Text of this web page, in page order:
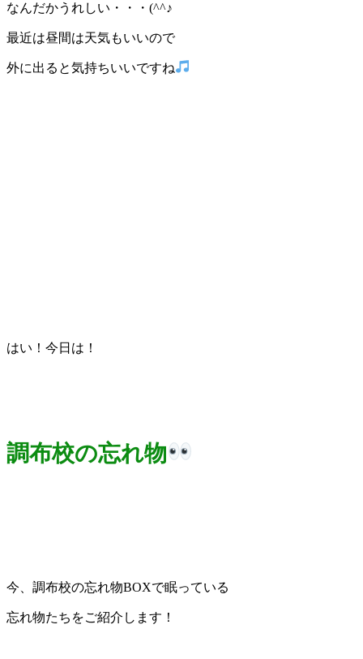
なんだかうれしい・・・(^^♪
最近は昼間は天気もいいので
外に出ると気持ちいいですね
はい！今日は！
調布校の忘れ物
今、調布校の忘れ物BOXで眠っている
忘れ物たちをご紹介します！